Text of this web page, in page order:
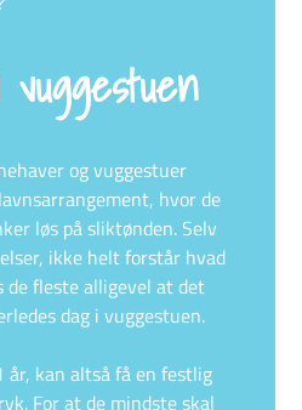
og vuggestuer
hvor de
løs på sliktønden. Selv
ikke helt forstår hvad
de fleste alligevel at det
dag i vuggestuen.
år, kan altså få en festlig
For at de mindste skal